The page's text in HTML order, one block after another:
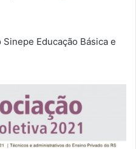
Educação Básica e